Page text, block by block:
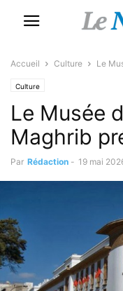
Accueil Culture Le
Culture
Le Musée
Maghrib
Par Rédaction - 19 mai